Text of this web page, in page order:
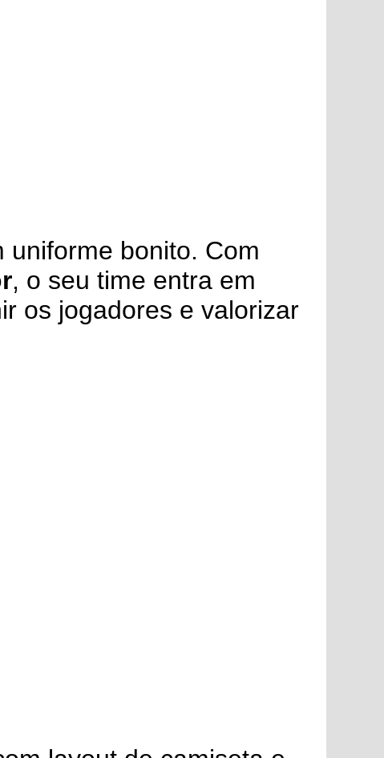
uniforme bonito. Com
, o seu time entra em
os jogadores e valorizar